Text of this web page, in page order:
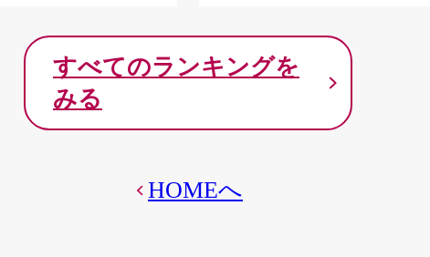
すべてのランキングを
みる
HOMEへ